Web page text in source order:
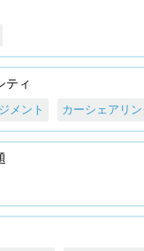
ティ
メント カーシェアリ